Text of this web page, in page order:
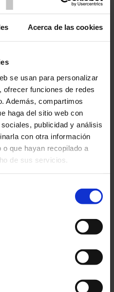
Acerca de las cookies
se usan para personalizar
funciones de redes
Además, compartimos
haga del sitio web con
publicidad y análisis
con otra información
que hayan recopilado a
de sus servicios.
el sector
estrechos y
educativo
de la educación
eventos, mediante la
de l’Instrumentation
y gracias a una
medida adaptada a las